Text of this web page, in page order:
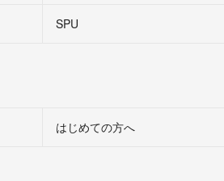
SPU
はじめての方へ